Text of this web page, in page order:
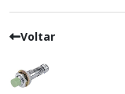
Voltar